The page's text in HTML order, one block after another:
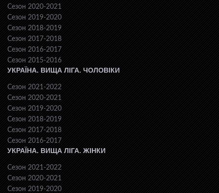
Сезон 2020-2021
Сезон 2019-2020
Сезон 2018-2019
Сезон 2017-2018
Сезон 2016-2017
Сезон 2015-2016
УКРАЇНА. ВИЩА ЛІГА. ЧОЛОВІКИ
Сезон 2021-2022
Сезон 2020-2021
Сезон 2019-2020
Сезон 2018-2019
Сезон 2017-2018
Сезон 2016-2017
УКРАЇНА. ВИЩА ЛІГА. ЖІНКИ
Сезон 2021-2022
Сезон 2020-2021
Сезон 2019-2020